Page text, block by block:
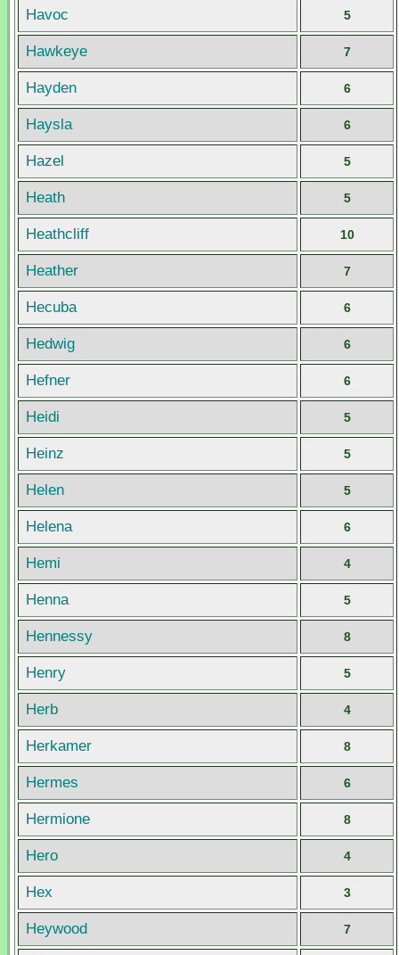
Havoc 5
Hawkeye 7
Hayden 6
Haysla 6
Hazel 5
Heath 5
Heathcliff 10
Heather 7
Hecuba 6
Hedwig 6
Hefner 6
Heidi 5
Heinz 5
Helen 5
Helena 6
Hemi 4
Henna 5
Hennessy 8
Henry 5
Herb 4
Herkamer 8
Hermes 6
Hermione 8
Hero 4
Hex 3
Heywood 7